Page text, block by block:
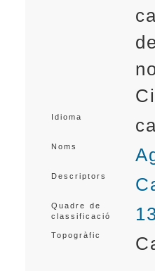
Idioma
Noms
Descriptors
Quadre de
classificació
Topogràfic